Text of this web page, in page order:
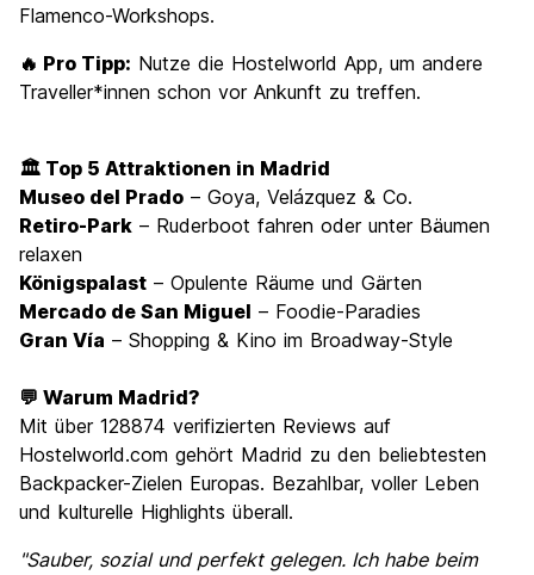
Flamenco-Workshops.
🔥 Pro Tipp: Nutze die Hostelworld App, um andere
Traveller*innen schon vor Ankunft zu treffen.
🏛️ Top 5 Attraktionen in Madrid
Museo del Prado – Goya, Velázquez & Co.
Retiro-Park – Ruderboot fahren oder unter Bäumen
relaxen
Königspalast – Opulente Räume und Gärten
Mercado de San Miguel – Foodie-Paradies
Gran Vía – Shopping & Kino im Broadway-Style
💬 Warum Madrid?
Mit über 128874 verifizierten Reviews auf
Hostelworld.com gehört Madrid zu den beliebtesten
Backpacker-Zielen Europas. Bezahlbar, voller Leben
und kulturelle Highlights überall.
"Sauber, sozial und perfekt gelegen. Ich habe beim